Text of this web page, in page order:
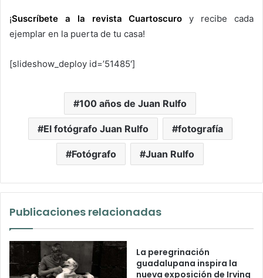
¡Suscríbete a la revista Cuartoscuro y recibe cada
ejemplar en la puerta de tu casa!
[slideshow_deploy id=’51485′]
100 años de Juan Rulfo
El fotógrafo Juan Rulfo fotografía
Fotógrafo Juan Rulfo
Publicaciones relacionadas
La peregrinación
guadalupana inspira la
nueva exposición de Irving